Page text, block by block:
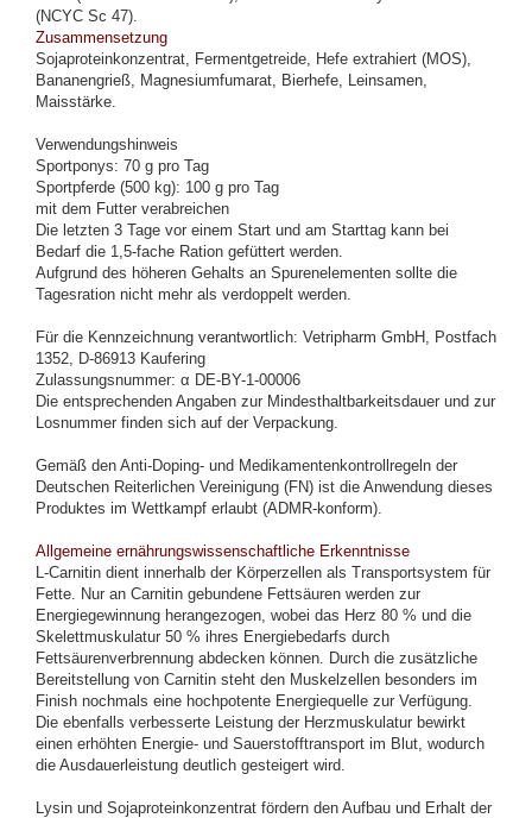
(NCYC Sc 47).
Zusammensetzung
Sojaproteinkonzentrat, Fermentgetreide, Hefe extrahiert (MOS),
Bananengrieß, Magnesiumfumarat, Bierhefe, Leinsamen,
Maisstärke.
Verwendungshinweis
Sportponys: 70 g pro Tag
Sportpferde (500 kg): 100 g pro Tag
mit dem Futter verabreichen
Die letzten 3 Tage vor einem Start und am Starttag kann bei
Bedarf die 1,5-fache Ration gefüttert werden.
Aufgrund des höheren Gehalts an Spurenelementen sollte die
Tagesration nicht mehr als verdoppelt werden.
Für die Kennzeichnung verantwortlich: Vetripharm GmbH, Postfach
1352, D-86913 Kaufering
Zulassungsnummer: α DE-BY-1-00006
Die entsprechenden Angaben zur Mindesthaltbarkeitsdauer und zur
Losnummer finden sich auf der Verpackung.
Gemäß den Anti-Doping- und Medikamentenkontrollregeln der
Deutschen Reiterlichen Vereinigung (FN) ist die Anwendung dieses
Produktes im Wettkampf erlaubt (ADMR-konform).
Allgemeine ernährungswissenschaftliche Erkenntnisse
L-Carnitin dient innerhalb der Körperzellen als Transportsystem für
Fette. Nur an Carnitin gebundene Fettsäuren werden zur
Energiegewinnung herangezogen, wobei das Herz 80 % und die
Skelettmuskulatur 50 % ihres Energiebedarfs durch
Fettsäurenverbrennung abdecken können. Durch die zusätzliche
Bereitstellung von Carnitin steht den Muskelzellen besonders im
Finish nochmals eine hochpotente Energiequelle zur Verfügung.
Die ebenfalls verbesserte Leistung der Herzmuskulatur bewirkt
einen erhöhten Energie- und Sauerstofftransport im Blut, wodurch
die Ausdauerleistung deutlich gesteigert wird.
Lysin und Sojaproteinkonzentrat fördern den Aufbau und Erhalt der